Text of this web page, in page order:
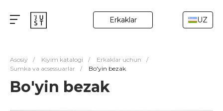
Erkaklar UZ
Asosiy / Kiyim katalogi / Erkaklar uchun
/
Sumka va acsessuarlar
/ Bo'yin bezak
Bo'yin bezak